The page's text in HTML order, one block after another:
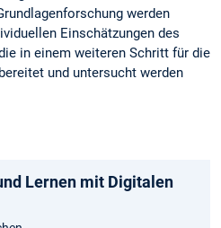
werden
Einschätzungen des
in einem weiteren Schritt für die
und untersucht werden
Lernen mit Digitalen